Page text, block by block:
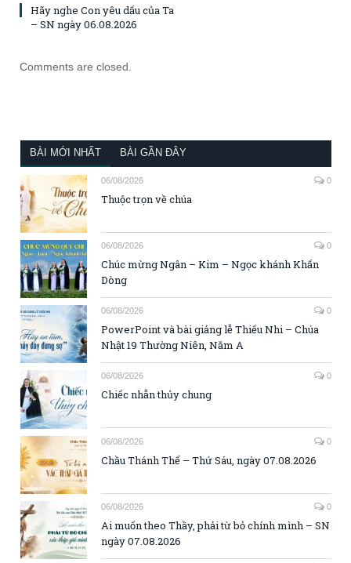
Hãy nghe Con yêu dấu của Ta
– SN ngày 06.08.2026
Comments are closed.
BÀI MỚI NHẤT BÀI GẦN ĐÂY
06/08/2026 0
Thuộc trọn về chúa
06/08/2026 0
Chúc mừng Ngân – Kim – Ngọc khánh Khấn
Dòng
06/08/2026 0
PowerPoint và bài giảng lễ Thiếu Nhi – Chúa
Nhật 19 Thường Niên, Năm A
06/08/2026 0
Chiếc nhẫn thủy chung
06/08/2026 0
Chầu Thánh Thể – Thứ Sáu, ngày 07.08.2026
06/08/2026 0
Ai muốn theo Thầy, phải từ bỏ chính mình – SN
ngày 07.08.2026